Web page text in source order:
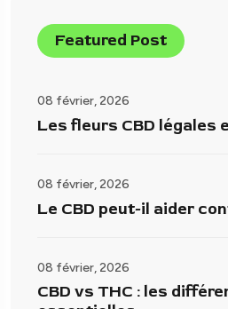
Featured Post
08 février, 2026
Les fleurs CBD légales
08 février, 2026
Le CBD peut-il aider
08 février, 2026
CBD vs THC : les